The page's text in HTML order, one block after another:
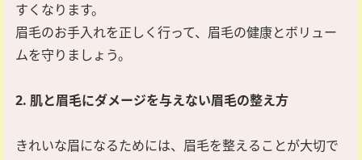
すくなります。
眉毛のお手入れを正しく行って、眉毛の健康とボリュー
ムを守りましょう。
2. 肌と眉毛にダメージを与えない眉毛の整え方
きれいな眉になるためには、眉毛を整えることが大切で